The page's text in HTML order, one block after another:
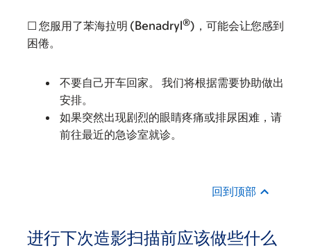
☐ 您服用了苯海拉明 (Benadryl®)，可能会让您感到
困倦。
不要自己开车回家。 我们将根据需要协助做出
安排。
如果突然出现剧烈的眼睛疼痛或排尿困难，请
前往最近的急诊室就诊。
回到顶部
进行下次造影扫描前应该做些什么